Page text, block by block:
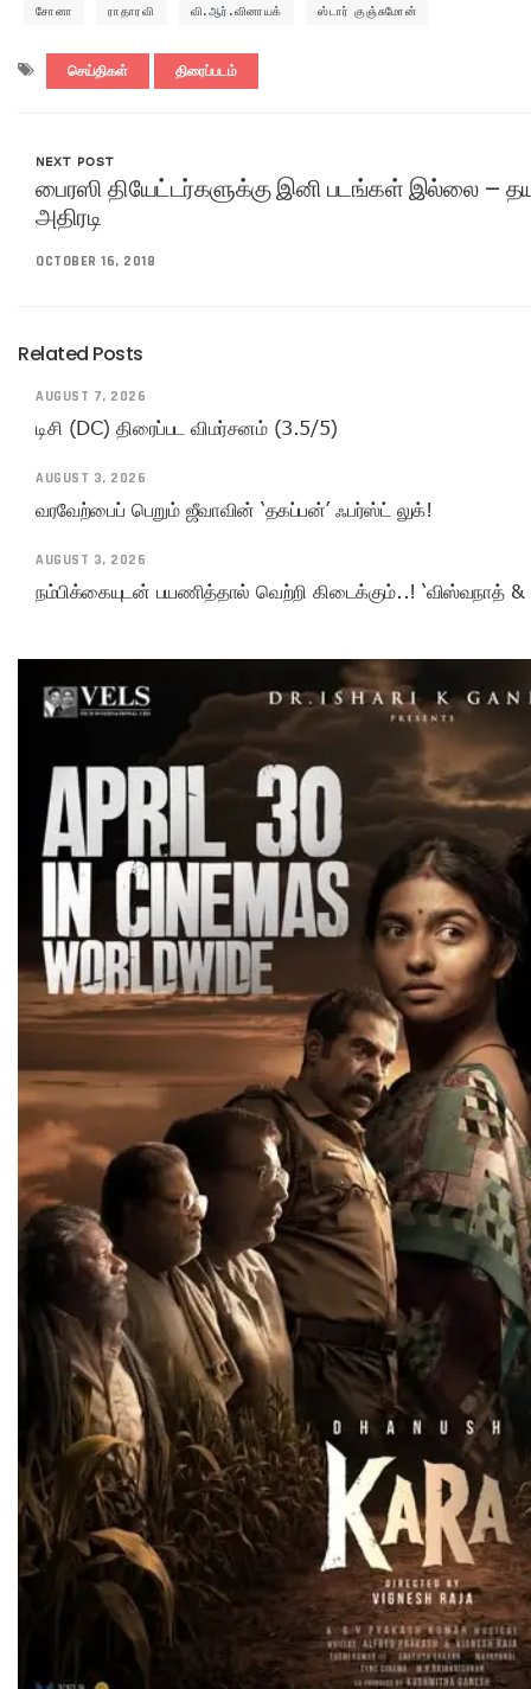
சோனா ராதாரவி வி.ஆர்.வினாயக் ஸ்டார் குஞ்சுமோன்
செய்திகள் திரைப்படம்
NEXT POST
பைரஸி தியேட்டர்களுக்கு இனி படங்கள் இல்லை –
அதிரடி
OCTOBER 16, 2018
Related Posts
AUGUST 7, 2026
டிசி (DC) திரைப்பட விமர்சனம் (3.5/5)
AUGUST 3, 2026
வரவேற்பைப் பெறும் ஜீவாவின் ‘தகப்பன்’ ஃபர்ஸ்ட் லுக்!
AUGUST 3, 2026
நம்பிக்கையுடன் பயணித்தால் வெற்றி கிடைக்கும்..! ‘விஸ்வநாத் &